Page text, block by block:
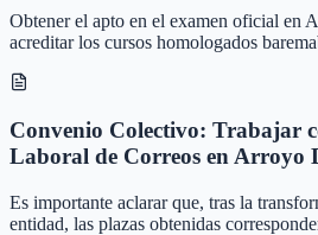
Obtener el apto en el examen oficial en
acreditar los cursos homologados
Convenio Colectivo: Trabajar
Laboral de Correos en Arroyo
Es importante aclarar que, tras la
entidad, las plazas obtenidas